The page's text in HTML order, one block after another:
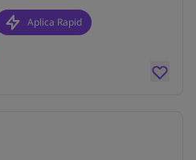
Aplica Rapid